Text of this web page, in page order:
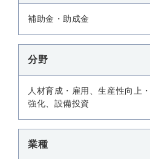
補助金・助成金
分野
人材育成・雇用、生産性向上
強化、設備投資
業種